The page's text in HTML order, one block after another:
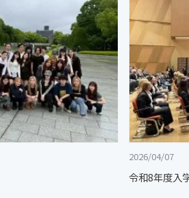
2026/04/07
令和8年度入